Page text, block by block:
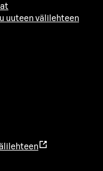
uuteen välilehteen